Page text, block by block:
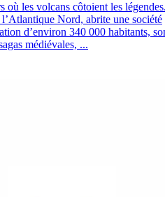
où les volcans côtoient les
Nord, abrite une société
d’environ 340 000 habitants,
médiévales, ...